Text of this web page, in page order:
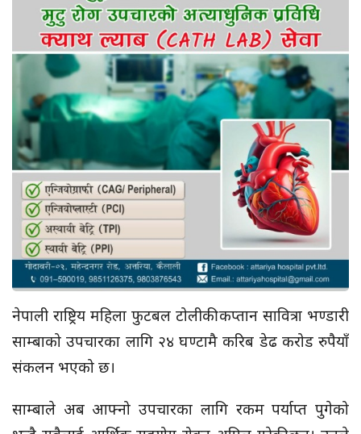
नेपाली राष्ट्रिय महिला फुटबल टोलीकी कप्तान सावित्रा भण्डारी
साम्बाको उपचारका लागि २४ घण्टामै करिब डेढ करोड रुपैयाँ
संकलन भएको छ।
साम्बाले अब आफ्नो उपचारका लागि रकम पर्याप्त पुगेको